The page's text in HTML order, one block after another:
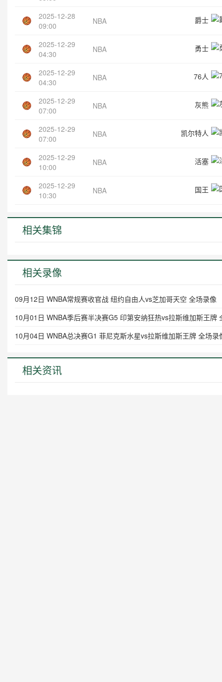
2025-12-28
09:00
NBA 爵士
2025-12-29
04:30
NBA 勇士
2025-12-29
04:30
NBA 76人
2025-12-29
07:00
NBA 灰熊
2025-12-29
07:00
NBA 凯尔特人
2025-12-29
10:00
NBA 活塞
2025-12-29
10:30
NBA 国王
相关集锦
相关录像
09月12日 WNBA常规赛收官战 纽约自由人vs芝加哥天空 全场录像
10月01日 WNBA季后赛半决赛G5 印第安纳狂热vs拉斯维加斯王牌
10月04日 WNBA总决赛G1 菲尼克斯水星vs拉斯维加斯王牌 全场录
相关资讯